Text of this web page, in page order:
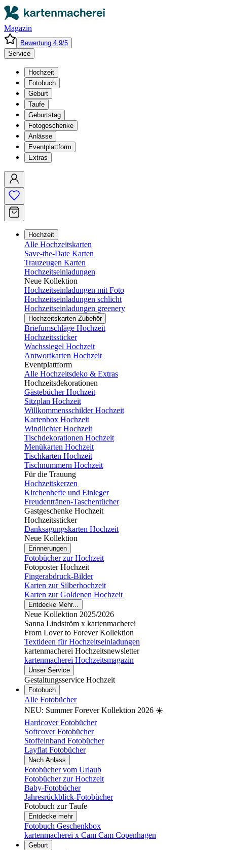
Magazin
Bewertung 4,9/5
Service
Hochzeit
Fotobuch
Geburt
Taufe
Geburtstag
Fotogeschenke
Anlässe
Eventplattform
Extras
Hochzeit
Alle Hochzeitskarten
Save-the-Date Karten
Trauzeugen Karten
Hochzeitseinladungen
Neue Kollektion
Hochzeitseinladungen mit Foto
Hochzeitseinladungen schlicht
Hochzeitseinladungen greenery
Hochzeitskarten Zubehör
Briefumschläge Hochzeit
Hochzeitssticker
Wachssiegel Hochzeit
Antwortkarten Hochzeit
Eventplattform
Alle Hochzeitsdeko & Extras
Hochzeitsdekorationen
Gästebücher Hochzeit
Sitzplan Hochzeit
Willkommensschilder Hochzeit
Kartenbox Hochzeit
Windlichter Hochzeit
Tischdekorationen Hochzeit
Menükarten Hochzeit
Tischkarten Hochzeit
Tischnummern Hochzeit
Für die Trauung
Hochzeitskerzen
Kirchenhefte und Einleger
Freudentränen-Taschentücher
Gastgeschenke Hochzeit
Hochzeitssticker
Danksagungskarten Hochzeit
Neue Kollektion
Erinnerungen
Fotobücher zur Hochzeit
Fotoposter Hochzeit
Fingerabdruck-Bilder
Karten zur Silberhochzeit
Karten zur Goldenen Hochzeit
Entdecke Mehr...
Neue Kollektion 2025/2026
Sanna Lindström x kartenmacherei
From Lover to Forever Kollektion
Textideen für Hochzeitseinladungen
kartenmacherei Hochzeitsnewsletter
kartenmacherei Hochzeitsmagazin
Unser Service
Gestaltungsservice Hochzeit
Fotobuch
Alle Fotobücher
NEU: Summer Forever Kollektion 2026 ☀️
Hardcover Fotobücher
Softcover Fotobücher
Stoffeinband Fotobücher
Layflat Fotobücher
Nach Anlass
Fotobücher vom Urlaub
Fotobücher zur Hochzeit
Baby-Fotobücher
Jahresrückblick-Fotobücher
Fotobuch zur Taufe
Entdecke mehr
Fotobuch Geschenkbox
kartenmacherei x Cam Cam Copenhagen
Geburt